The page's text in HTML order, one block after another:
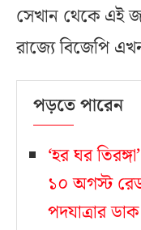
সেখান থেকে এই
রাজ্যে বিজেপি
পড়তে পারেন
‘হর ঘর
১০ অগস্ট
পদযাত্রার ডাক